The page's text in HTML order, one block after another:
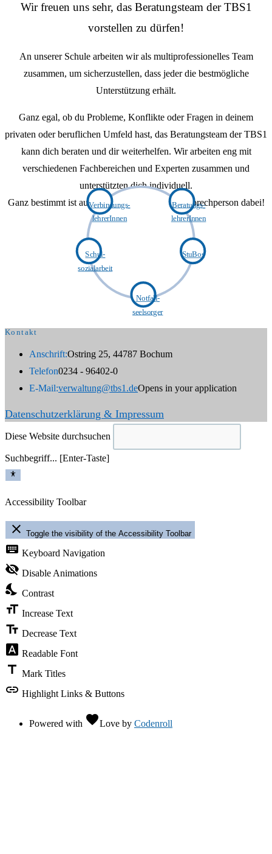
Wir freuen uns sehr, das Beratungsteam der TBS1
vorstellen zu dürfen!
An unserer Schule arbeiten wir als multiprofessionelles Team
zusammen, um sicherzustellen, dass jeder die bestmögliche
Unterstützung erhält.
Ganz egal, ob du Probleme, Konflikte oder Fragen in deinem
privaten oder beruflichen Umfeld hast, das Beratungsteam der TBS1
kann dich beraten und dir weiterhelfen. Wir arbeiten eng mit
verschiedenen Fachbereichen und Experten zusammen und
unterstützten dich individuell.
Ganz bestimmt ist auch für dich die richtige Ansprechperson dabei!
Beratungs­
lehrerInnen
Verbindungs­
lehrerInnen
StuBos
Schul­
sozialarbeit
Notfall­
seelsorger
Kontakt
Anschrift:Ostring 25, 44787 Bochum
Telefon0234 - 96402-0
E-Mail:verwaltung@tbs1.deOpens in your application
Datenschutzerklärung & Impressum
Diese Website durchsuchen
Suchbegriff... [Enter-Taste]
Accessibility Toolbar
close Toggle the visibility of the Accessibility Toolbar
keyboard Keyboard Navigation
visibility_off Disable Animations
nights_stay Contrast
format_size Increase Text
text_fields Decrease Text
font_download Readable Font
title Mark Titles
link Highlight Links & Buttons
Powered with favoriteLove by Codenroll